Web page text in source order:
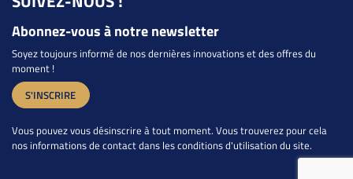
Abonnez-vous à notre newsletter
Soyez toujours informé de nos dernières innovations et des offres du
moment !
S'INSCRIRE
Vous pouvez vous désinscrire à tout moment. Vous trouverez pour cela
nos informations de contact dans les conditions d'utilisation du site.